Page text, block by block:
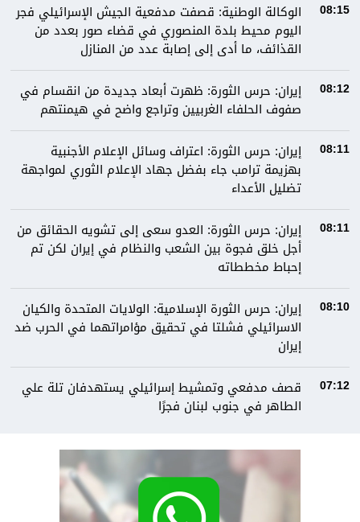
08:15
الوكالة الوطنية: قصفت مدفعية الجيش الإسرائيلي فجر
اليوم محيط بلدة المنصوري في قضاء صور بعدد من
القذائف، ما أدى إلى إصابة عدد من المنازل
08:12
إيران: حرس الثورة: ظهرت أبعاد جديدة من انقسام في
صفوف الحلفاء الغربيين وتراجع واضح في هيمنتهم
08:11
إيران: حرس الثورة: اعتراف وسائل الإعلام الأجنبية
بهزيمة ترامب جاء بفضل جهاد الإعلام الثوري لمواجهة
تضليل الأعداء
08:11
إيران: حرس الثورة: العدو سعى إلى تشويه الحقائق من
أجل خلق فجوة بين الشعب والنظام في إيران لكن تم
إحباط مخططاته
08:10
إيران: حرس الثورة الإسلامية: الولايات المتحدة والكيان
الاسرائيلي فشلتا في تحقيق مؤامراتهما في الحرب ضد
إيران
07:12
قصف مدفعي وتمشيط إسرائيلي يستهدفان تلة علي
الطاهر في جنوب لبنان فجرًا